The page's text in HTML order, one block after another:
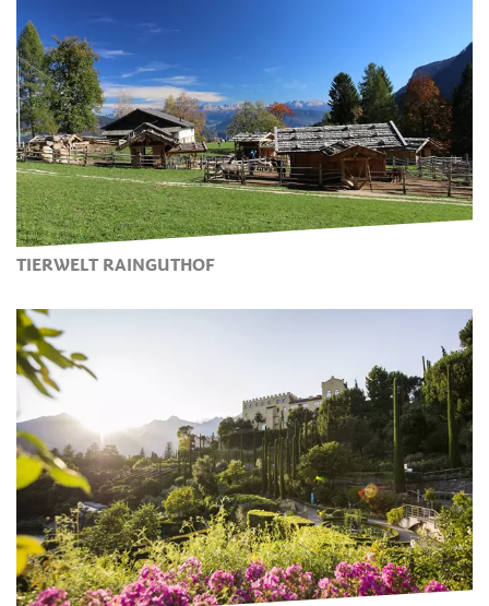
TIERWELT RAINGUTHOF